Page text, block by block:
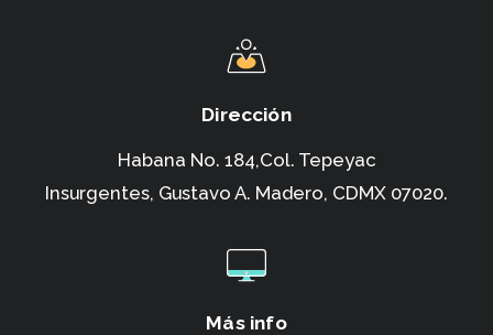
Dirección
Habana No. 184,Col. Tepeyac
Insurgentes, Gustavo A. Madero, CDMX 07020.
Más info